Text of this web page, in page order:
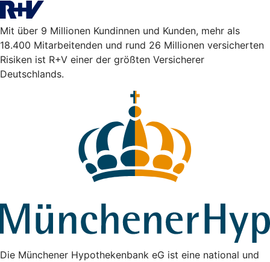
Mit über 9 Millionen Kundinnen und Kunden, mehr als
18.400 Mitarbeitenden und rund 26 Millionen versicherten
Risiken ist R+V einer der größten Versicherer
Deutschlands.
Die Münchener Hypothekenbank eG ist eine national und